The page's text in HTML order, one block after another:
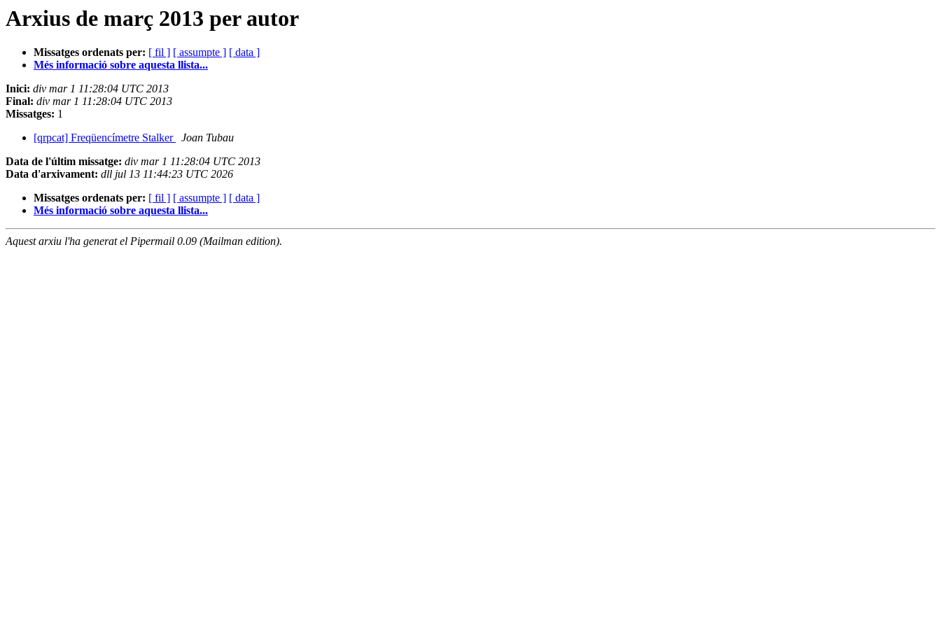
Arxius de març 2013 per autor
Missatges ordenats per: [ fil ] [ assumpte ] [ data ]
Més informació sobre aquesta llista...
Inici: div mar 1 11:28:04 UTC 2013
Final: div mar 1 11:28:04 UTC 2013
Missatges: 1
[qrpcat] Freqüencímetre Stalker
Joan Tubau
Data de l'últim missatge: div mar 1 11:28:04 UTC 2013
Data d'arxivament: dll jul 13 11:44:23 UTC 2026
Missatges ordenats per: [ fil ] [ assumpte ] [ data ]
Més informació sobre aquesta llista...
Aquest arxiu l'ha generat el Pipermail 0.09 (Mailman edition).